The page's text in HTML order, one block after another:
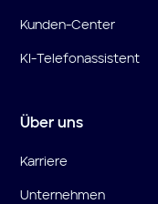
Kunden-Center
KI-Telefonassistent
Über uns
Karriere
Unternehmen